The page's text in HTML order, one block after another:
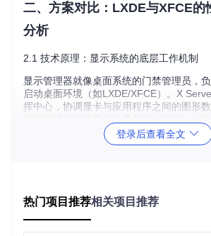
二、方案对比：LXDE与XFCE的
分析
2.1 技术原理：显示系统的底层工作机制
显示管理器就像桌面系统的门禁管理员，
启动桌面环境（如LXDE/XFCE）。X
挥中心，协调显卡与应用程序之间的图形
内存占用
率
■■■□□ 30% (~
150MB)
登录后查看全文
热门项目推荐相关项目推荐